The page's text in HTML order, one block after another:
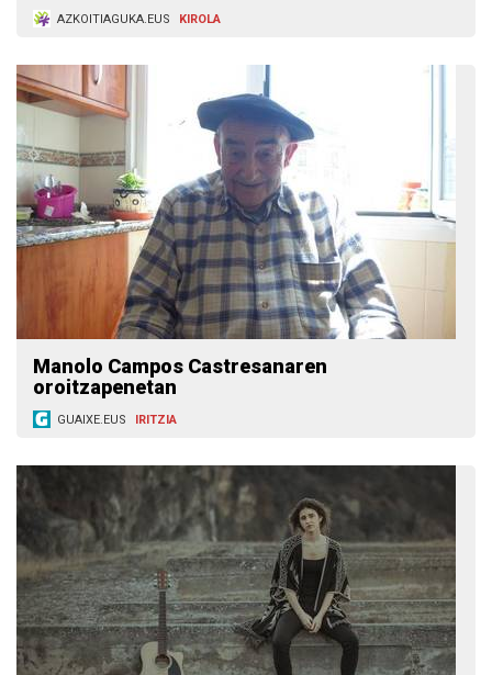
AZKOITIAGUKA.EUS KIROLA
Manolo Campos Castresanaren
oroitzapenetan
GUAIXE.EUS IRITZIA